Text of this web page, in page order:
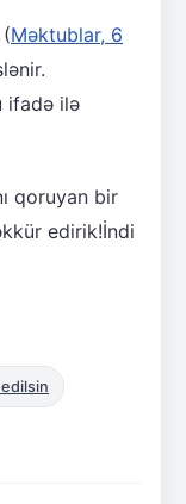
Məktublar, 6
ifadə ilə
qoruyan bir
edirik!İndi